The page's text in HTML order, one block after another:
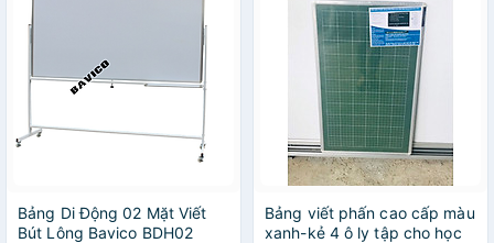
Bảng Di Động 02 Mặt Viết
Bút Lông Bavico BDH02
Bảng viết phấn cao cấp màu
xanh-kẻ 4 ô ly tập cho học